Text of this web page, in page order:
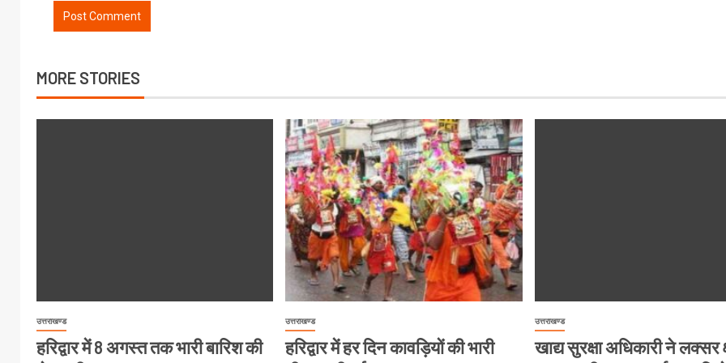
MORE STORIES
उत्तराखण्ड
हरिद्वार में 8 अगस्त तक भारी बारिश की
उत्तराखण्ड
हरिद्वार में हर दिन कावड़ियों की भारी
उत्तराखण्ड
खाद्य सुरक्षा अधिकारी ने लक्सर